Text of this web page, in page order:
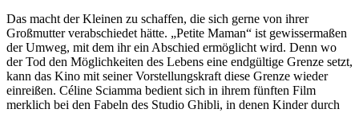
Das macht der Kleinen zu schaffen, die sich gerne von ihrer
Großmutter verabschiedet hätte. „Petite Maman“ ist gewissermaßen
der Umweg, mit dem ihr ein Abschied ermöglicht wird. Denn wo
der Tod den Möglichkeiten des Lebens eine endgültige Grenze setzt,
kann das Kino mit seiner Vorstellungskraft diese Grenze wieder
einreißen. Céline Sciamma bedient sich in ihrem fünften Film
merklich bei den Fabeln des Studio Ghibli, in denen Kinder durch